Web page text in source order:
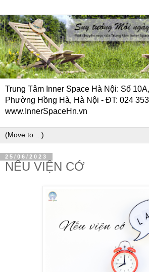
Trung Tâm Inner Space Hà Nội: Số
Phường Hồng Hà, Hà Nội - ĐT: 024
www.InnerSpaceHn.vn
25/06/2023
NẾU VIỆN CỚ